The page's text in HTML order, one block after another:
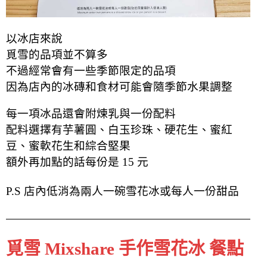
以冰店來說
覓雪的品項並不算多
不過經常會有一些季節限定的品項
因為店內的冰磚和食材可能會隨季節水果調整
每一項冰品還會附煉乳與一份配料
配料選擇有芋薯圓、白玉珍珠、硬花生、蜜紅
豆、蜜軟花生和綜合堅果
額外再加點的話每份是 15 元
P.S 店內低消為兩人一碗雪花冰或每人一份甜品
覓雪 Mixshare 手作雪花冰 餐點